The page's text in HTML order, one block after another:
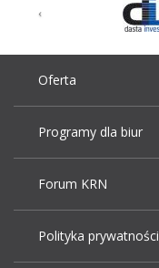
Oferta
Programy dla biur
Forum KRN
Polityka prywatności